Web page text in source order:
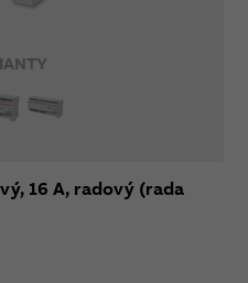
16 A, radový (rada